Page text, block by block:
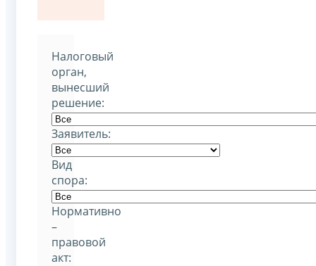
Налоговый
орган,
вынесший
решение:
Заявитель:
Вид
спора:
Нормативно
–
правовой
акт: